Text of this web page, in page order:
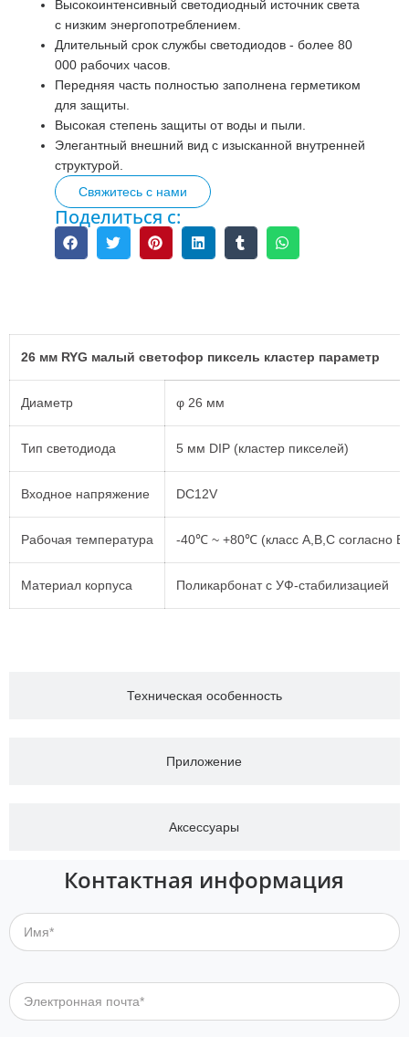
Высокоинтенсивный светодиодный источник света
с низким энергопотреблением.
Длительный срок службы светодиодов - более 80
000 рабочих часов.
Передняя часть полностью заполнена герметиком
для защиты.
Высокая степень защиты от воды и пыли.
Элегантный внешний вид с изысканной внутренней
структурой.
Свяжитесь с нами
Поделиться с:
Техническая особенность
Приложение
Аксессуары
26 мм RYG малый светофор пиксель кластер параметр
Диаметр φ 26 мм
Тип светодиода 5 мм DIP (кластер пикселей)
Входное напряжение DC12V
Рабочая температура -40℃ ~ +80℃ (класс A,B,C согласно
Материал корпуса Поликарбонат с УФ-стабилизацией
Контактная информация